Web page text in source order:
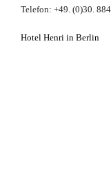
Telefon: +49. (0)30.
Hotel Henri in Berlin